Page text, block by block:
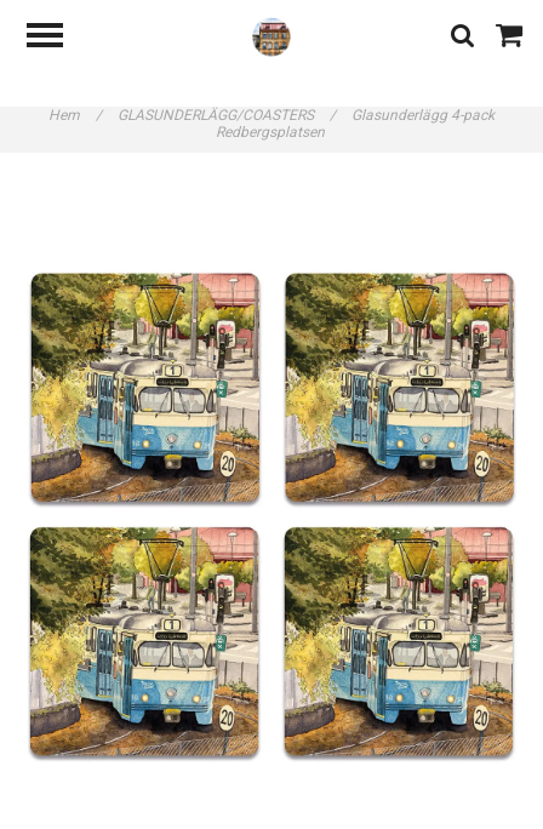
Hem / GLASUNDERLÄGG/COASTERS /
Glasunderlägg 4-pack
Redbergsplatsen